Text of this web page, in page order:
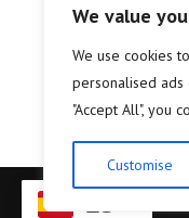
We value
We use cookies
personalised ads
"Accept All", you
Customise